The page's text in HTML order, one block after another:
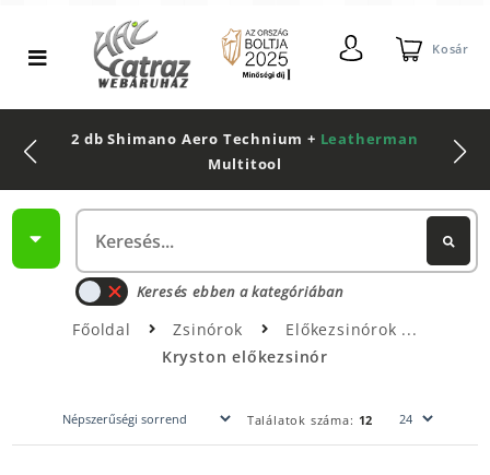
Kosár
2 db Shimano Aero Technium + Leatherman
Multitool
Keresés ebben a kategóriában
Főoldal Zsinórok
Előkezsinórok
Kryston előkezsinór
Találatok száma: 12